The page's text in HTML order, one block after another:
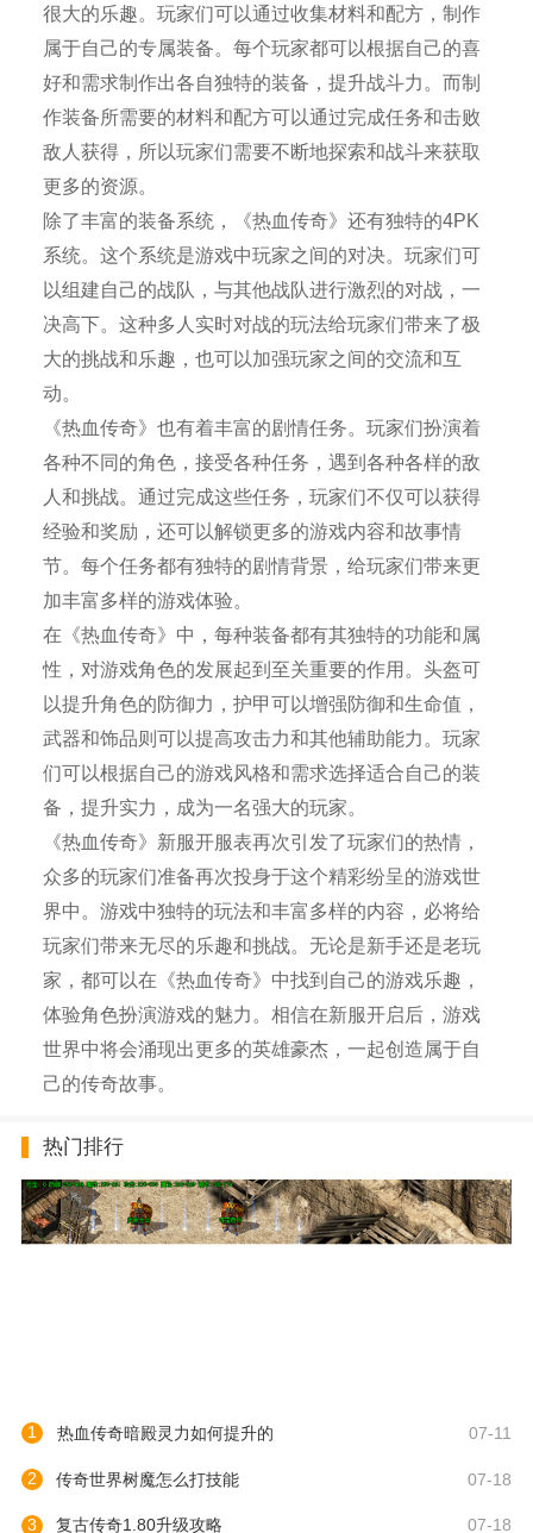
很大的乐趣。玩家们可以通过收集材料和配方，制作
属于自己的专属装备。每个玩家都可以根据自己的喜
好和需求制作出各自独特的装备，提升战斗力。而制
作装备所需要的材料和配方可以通过完成任务和击败
敌人获得，所以玩家们需要不断地探索和战斗来获取
更多的资源。
除了丰富的装备系统，《热血传奇》还有独特的4PK
系统。这个系统是游戏中玩家之间的对决。玩家们可
以组建自己的战队，与其他战队进行激烈的对战，一
决高下。这种多人实时对战的玩法给玩家们带来了极
大的挑战和乐趣，也可以加强玩家之间的交流和互
动。
《热血传奇》也有着丰富的剧情任务。玩家们扮演着
各种不同的角色，接受各种任务，遇到各种各样的敌
人和挑战。通过完成这些任务，玩家们不仅可以获得
经验和奖励，还可以解锁更多的游戏内容和故事情
节。每个任务都有独特的剧情背景，给玩家们带来更
加丰富多样的游戏体验。
在《热血传奇》中，每种装备都有其独特的功能和属
性，对游戏角色的发展起到至关重要的作用。头盔可
以提升角色的防御力，护甲可以增强防御和生命值，
武器和饰品则可以提高攻击力和其他辅助能力。玩家
们可以根据自己的游戏风格和需求选择适合自己的装
备，提升实力，成为一名强大的玩家。
《热血传奇》新服开服表再次引发了玩家们的热情，
众多的玩家们准备再次投身于这个精彩纷呈的游戏世
界中。游戏中独特的玩法和丰富多样的内容，必将给
玩家们带来无尽的乐趣和挑战。无论是新手还是老玩
家，都可以在《热血传奇》中找到自己的游戏乐趣，
体验角色扮演游戏的魅力。相信在新服开启后，游戏
世界中将会涌现出更多的英雄豪杰，一起创造属于自
己的传奇故事。
热门排行
1 热血传奇暗殿灵力如何提升的 07-11
2 传奇世界树魔怎么打技能 07-18
3 复古传奇1.80升级攻略 07-18